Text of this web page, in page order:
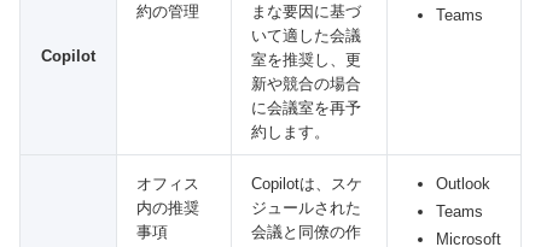
Copilot
約の管理
まな要因に基づ
いて適した会議
室を推奨し、更
新や競合の場合
に会議室を再予
約します。
Teams
オフィス
内の推奨
事項
Copilotは、スケ
ジュールされた
会議と同僚の作
Outlook
Teams
Microsoft